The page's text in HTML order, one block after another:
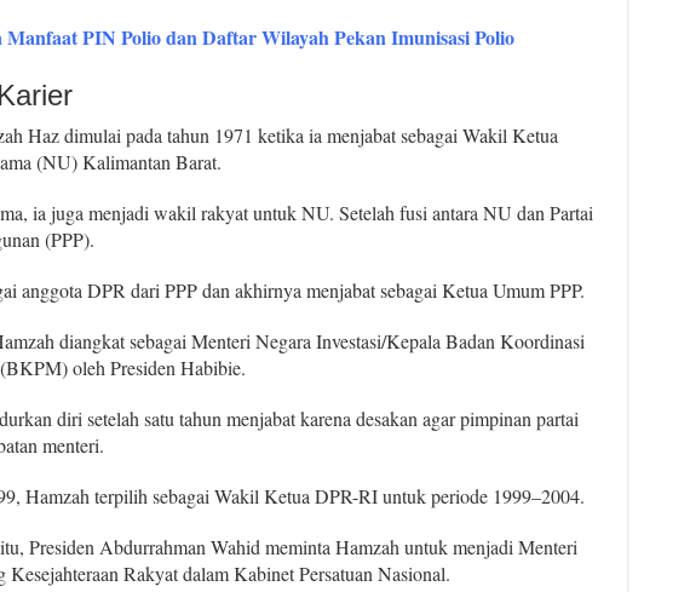
PIN Polio dan Daftar Wilayah Pekan Imunisasi Polio
Haz dimulai pada tahun 1971 ketika ia menjabat sebagai Wakil Ketua
(NU) Kalimantan Barat.
ia juga menjadi wakil rakyat untuk NU. Setelah fusi antara NU dan Partai
(PPP).
anggota DPR dari PPP dan akhirnya menjabat sebagai Ketua Umum PPP.
diangkat sebagai Menteri Negara Investasi/Kepala Badan Koordinasi
oleh Presiden Habibie.
diri setelah satu tahun menjabat karena desakan agar pimpinan partai
menteri.
Hamzah terpilih sebagai Wakil Ketua DPR-RI untuk periode 1999–2004.
Presiden Abdurrahman Wahid meminta Hamzah untuk menjadi Menteri
Rakyat dalam Kabinet Persatuan Nasional.